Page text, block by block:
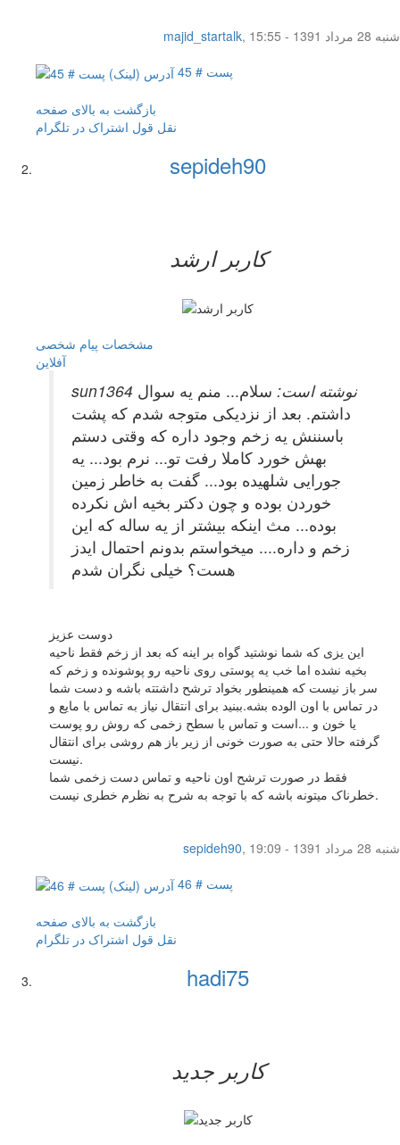
majid_startalk,
شنبه 28 مرداد 1391 - 15:55
پست # 45
بازگشت به بالای صفحه
نقل قول اشتراک در تلگرام
sepideh90
کاربر ارشد
مشخصات پیام شخصی
آفلاين
sun1364 نوشته است: سلام... منم یه سوال
داشتم. بعد از نزدیکی متوجه شدم که پشت
باسننش یه زخم وجود داره که وقتی دستم
بهش خورد کاملا رفت تو... نرم بود... یه
جورایی شلهیده بود... گفت به خاطر زمین
خوردن بوده و چون دکتر بخیه اش نکرده
بوده... مث اینکه بیشتر از یه ساله که این
زخم و داره.... میخواستم بدونم احتمال ایدز
هست؟ خیلی نگران شدم
دوست عزیز
این یزی که شما نوشتید گواه بر اینه که بعد از زخم فقط ناحیه
بخیه نشده اما خب یه پوستی روی ناحیه رو پوشونده و زخم که
سر باز نیست که همینطور بخواد ترشح داشتته باشه و دست شما
در تماس با اون الوده بشه.ببنید برای انتقال نیاز به تماس با مایع و
یا خون و ...است و تماس با سطح زخمی که روش رو پوست
گرفته حالا حتی به صورت خونی از زیر باز هم روشی برای انتقال
نیست.
فقط در صورت ترشح اون ناحیه و تماس دست زخمی شما
خطرناک میتونه باشه که با توجه به شرح به نظرم خطری نیست.
sepideh90,
شنبه 28 مرداد 1391 - 19:09
پست # 46
بازگشت به بالای صفحه
نقل قول اشتراک در تلگرام
hadi75
کاربر جدید